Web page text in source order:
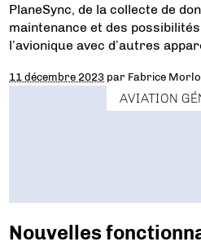
PlaneSync, de la collecte de
maintenance et des
l’avionique avec d’autres
11 décembre 2023 par Fabrice
AVIATION
Nouvelles